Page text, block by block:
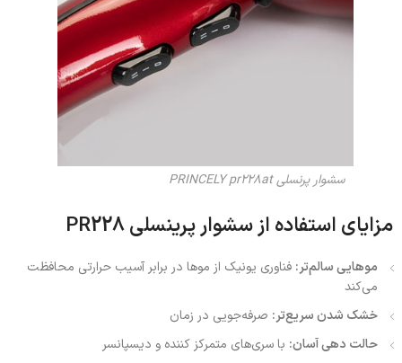
سشوار پرنسلی PRINCELY pr228at
مزایای استفاده از سشوار پرینسلی PR228
موهایی سالم‌تر: فناوری یونیک از موها در برابر آسیب حرارتی محافظت
می‌کند
خشک شدن سریع‌تر: صرفه‌جویی در زمان
حالت دهی آسان: با سری‌های متمرکز کننده و دیسپانسر